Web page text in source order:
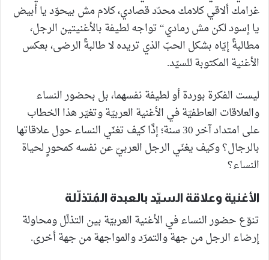
غرامك ألاقي كلامك محدّد قصادي، كلام مش بيحوّد يا أبيض
يا إسود لكن مش رمادي“ تواجه لطيفة بالأغنيتين الرجل،
مطالبةً إيّاه بشكل الحبّ الذي تريده لا طالبةً الرضى، بعكس
الأغنية المكتوبة للسيّد.
ليست الفكرة بوردة أو لطيفة نفسهما، بل بحضور النساء
والعلاقات العاطفيّة في الأغنية العربيّة وتغيّر هذا الخطاب
على امتداد آخر 30 سنة؛ إذًا كيف تغنّي النساء حول علاقاتها
بالرجال؟ وكيف يغنّي الرجل العربيّ عن نفسه كمحورٍ لحياة
النساء؟
الأغنية وعلاقة السيّد بالعبدة المُتذلّلة
تنوّع حضور النساء في الأغنية العربيّة بين التذلّل ومحاولة
إرضاء الرجل من جهة والتمرّد والمواجهة من جهة أخرى.